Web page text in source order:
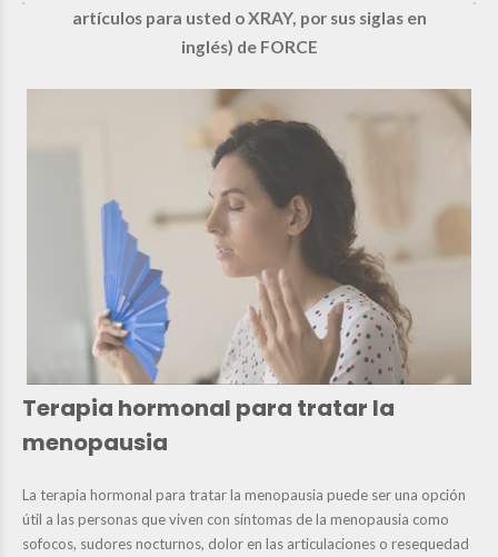
artículos para usted o XRAY, por sus siglas en
inglés) de FORCE
Terapia hormonal para tratar la
menopausia
La terapia hormonal para tratar la menopausia puede ser una opción
útil a las personas que viven con síntomas de la menopausia como
sofocos, sudores nocturnos, dolor en las articulaciones o resequedad